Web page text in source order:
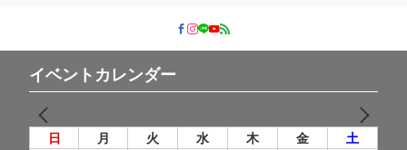
イベントカレンダー
日 月 火 水 木 金 土